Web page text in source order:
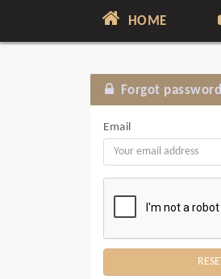
HOME
Forgot password
Email